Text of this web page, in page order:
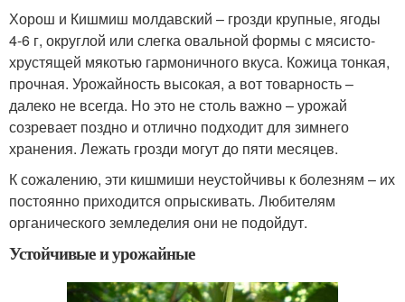
Хорош и Кишмиш молдавский – грозди крупные, ягоды
4-6 г, округлой или слегка овальной формы с мясисто-
хрустящей мякотью гармоничного вкуса. Кожица тонкая,
прочная. Урожайность высокая, а вот товарность –
далеко не всегда. Но это не столь важно – урожай
созревает поздно и отлично подходит для зимнего
хранения. Лежать грозди могут до пяти месяцев.
К сожалению, эти кишмиши неустойчивы к болезням – их
постоянно приходится опрыскивать. Любителям
органического земледелия они не подойдут.
Устойчивые и урожайные